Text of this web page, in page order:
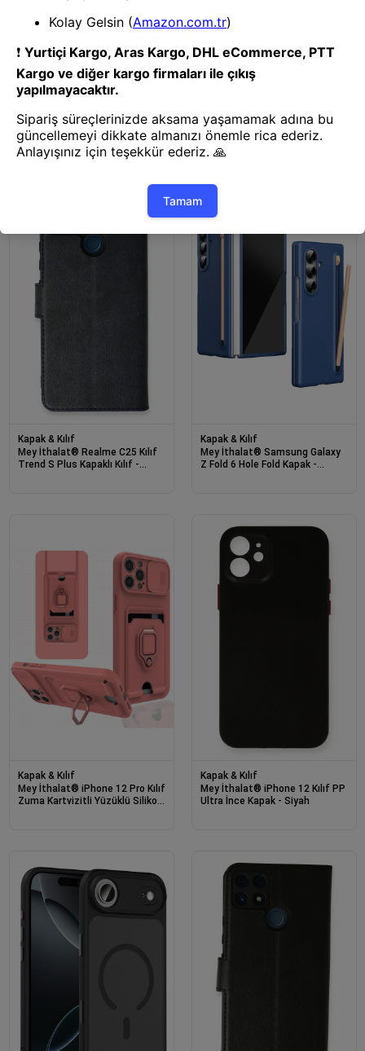
Mey İthalat® iPhone 15 Pro Kılıf
Kronos Magsafe Kapak -
Lacivert
Mey İthalat® Airpods 2 (2.nesil)
Spell Simli Kılıf - Rose Gold
Kapak & Kılıf
Mey İthalat® Realme C25 Kılıf
Trend S Plus Kapaklı Kılıf -
Kapak & Kılıf
Mey İthalat® Samsung Galaxy
Z Fold 6 Hole Fold Kapak -
Kapak & Kılıf
Mey İthalat® iPhone 12 Pro Kılıf
Zuma Kartvizitli Yüzüklü Silikon
Kapak & Kılıf
Mey İthalat® iPhone 12 Kılıf PP
Ultra İnce Kapak - Siyah